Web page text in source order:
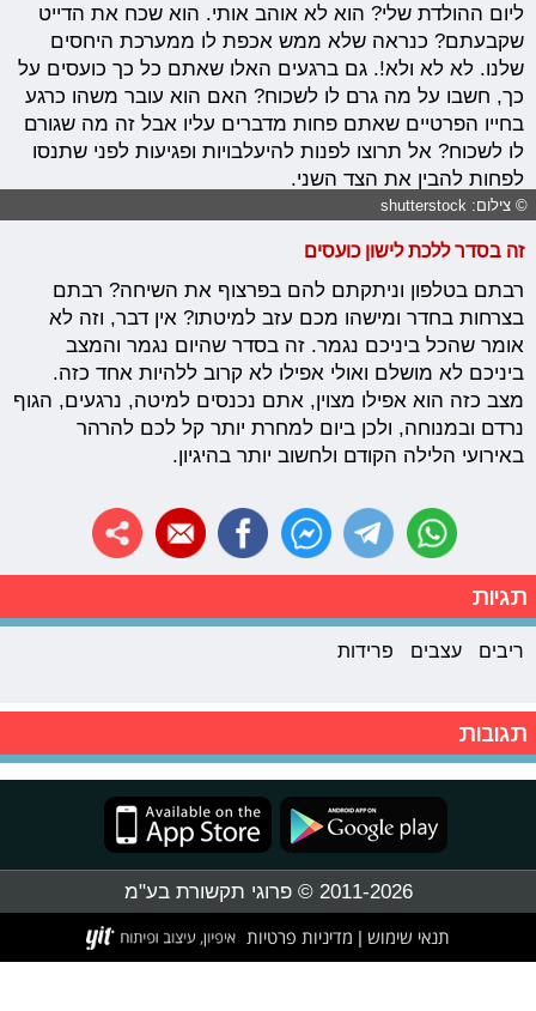
ליום ההולדת שלי? הוא לא אוהב אותי. הוא שכח את הדייט
שקבעתם? כנראה שלא ממש אכפת לו ממערכת היחסים
שלנו. לא לא ולא!. גם ברגעים האלו שאתם כל כך כועסים על
כך, חשבו על מה גרם לו לשכוח? האם הוא עובר משהו כרגע
בחייו הפרטיים שאתם פחות מדברים עליו אבל זה מה שגורם
לו לשכוח? אל תרוצו לפנות להיעלבויות ופגיעות לפני שתנסו
לפחות להבין את הצד השני.
© צילום: shutterstock
זה בסדר ללכת לישון כועסים
רבתם בטלפון וניתקתם להם בפרצוף את השיחה? רבתם
בצרחות בחדר ומישהו מכם עזב למיטתו? אין דבר, וזה לא
אומר שהכל ביניכם נגמר. זה בסדר שהיום נגמר והמצב
ביניכם לא מושלם ואולי אפילו לא קרוב ללהיות אחד כזה.
מצב כזה הוא אפילו מצוין, אתם נכנסים למיטה, נרגעים, הגוף
נרדם ובמנוחה, ולכן ביום למחרת יותר קל לכם להרהר
באירועי הלילה הקודם ולחשוב יותר בהיגיון.
תגיות
ריבים עצבים פרידות
תגובות
2011-2026 © פרוגי תקשורת בע"מ
תנאי שימוש מדיניות פרטיות